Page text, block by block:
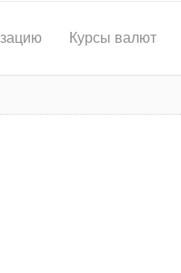
Курсы валют